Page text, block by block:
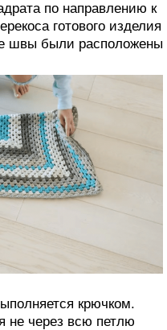
по направлению к
готового изделия
швы были расположены
крючком.
не через всю петлю